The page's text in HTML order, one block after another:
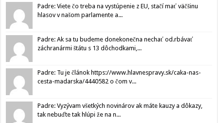
Padre: Viete čo treba na vystúpenie z EU, stačí mať väčšinu
hlasov v našom parlamente a...
Padre: Ak sa tu budeme donekonečna nechať od.rbávať
záchranármi štátu s 13 dôchodkami,...
Padre: Tu je článok https://www.hlavnespravy.sk/caka-nas-
cesta-madarska/4440582 o čom v...
Padre: Vyzývam všetkých novinárov ak máte kauzy a dôkazy,
tak nebuďte tak hlúpi že na n...